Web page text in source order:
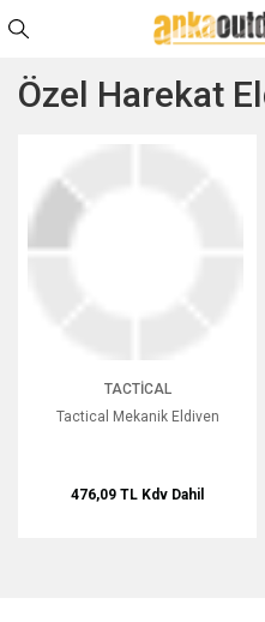
Özel Harekat
TACTICAL
Tactical Mekanik Eldiven
476,09 TL Kdv Dahil